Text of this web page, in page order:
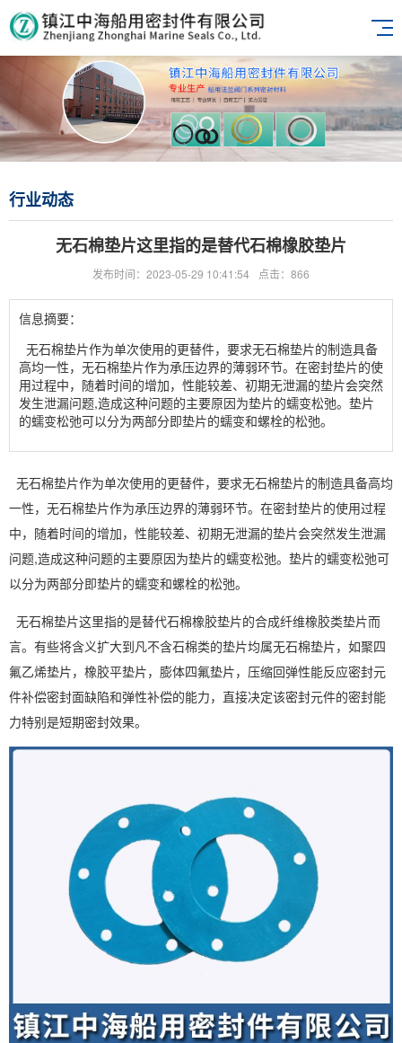
行业动态
无石棉垫片这里指的是替代石棉橡胶垫片
发布时间：2023-05-29 10:41:54 点击：866
信息摘要：
无石棉垫片作为单次使用的更替件，要求无石棉垫片的制造具备
高均一性，无石棉垫片作为承压边界的薄弱环节。在密封垫片的使
用过程中，随着时间的增加，性能较差、初期无泄漏的垫片会突然
发生泄漏问题,造成这种问题的主要原因为垫片的蠕变松弛。垫片
的蠕变松弛可以分为两部分即垫片的蠕变和螺栓的松弛。
无石棉垫片作为单次使用的更替件，要求无石棉垫片的制造具备高均
一性， 无石棉垫片作为承压边界的薄弱环节。在密封垫片的使用过程
中，随着时间的增加，性能较差、初期无泄漏的垫片会突然发生泄漏
问题,造成这种问题的主要原因为垫片的蠕变松弛。垫片的蠕变松弛可
以分为两部分即垫片的蠕变和螺栓的松弛。
无石棉垫片这里指的是替代石棉橡胶垫片的合成纤维橡胶类垫片而
言。有些将含义扩大到凡不含石棉类的垫片均属无石棉垫片，如聚四
氟乙烯垫片，橡胶平垫片，膨体四氟垫片，压缩回弹性能反应密封元
件补偿密封面缺陷和弹性补偿的能力，直接决定该密封元件的密封能
力特别是短期密封效果。